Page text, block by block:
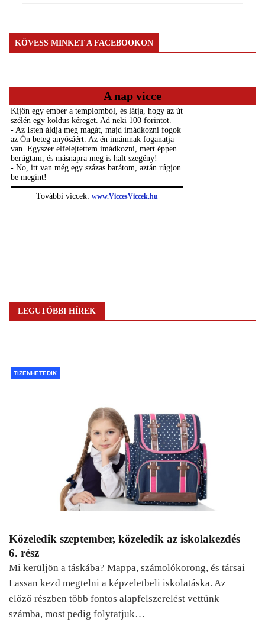
KÖVESS MINKET A FACEBOOKON
A nap vicce
LEGUTÓBBI HÍREK
TIZENHETEDIK
Közeledik szeptember, közeledik az iskolakezdés
6. rész
Mi kerüljön a táskába? Mappa, számolókorong, és társai
Lassan kezd megtelni a képzeletbeli iskolatáska. Az
előző részben több fontos alapfelszerelést vettünk
számba, most pedig folytatjuk…